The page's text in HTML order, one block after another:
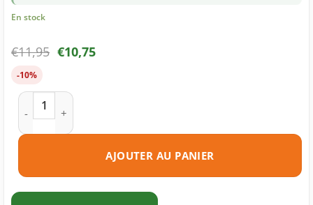
En stock
€11,95 €10,75
-10%
quantité de Cartouche d'encre compatible Canon CLI-581BK
AJOUTER AU PANIER